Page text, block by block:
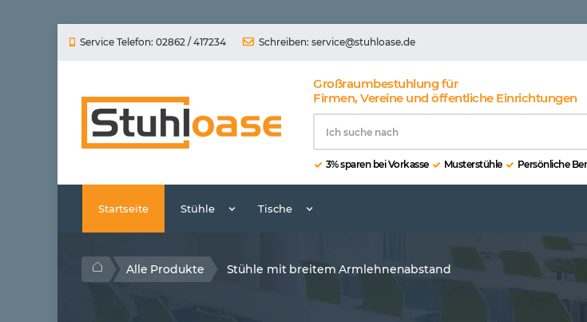
Service Telefon: 02862 / 417234 Schreiben: service@stuhloase.de
Großraumbestuhlung für
Firmen, Vereine und öffentliche Einrichtungen
3% sparen bei Vorkasse Musterstühle Persönliche
Startseite Stühle Tische
Alle Produkte Stühle mit breitem Armlehnenabstand